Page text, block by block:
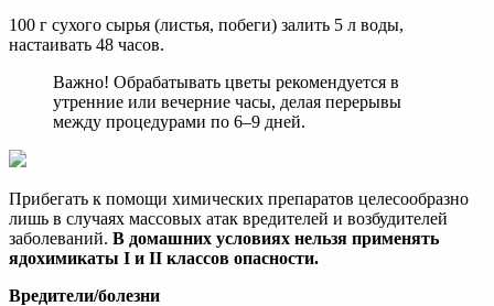
100 г сухого сырья (листья, побеги) залить 5 л воды,
настаивать 48 часов.
Важно! Обрабатывать цветы рекомендуется в
утренние или вечерние часы, делая перерывы
между процедурами по 6–9 дней.
Прибегать к помощи химических препаратов целесообразно
лишь в случаях массовых атак вредителей и возбудителей
заболеваний. В домашних условиях нельзя применять
ядохимикаты I и II классов опасности.
Вредители/болезни